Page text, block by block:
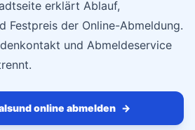
erklärt Ablauf,
Festpreis der Online-Abmeldung.
und Abmeldeservice
online abmelden →